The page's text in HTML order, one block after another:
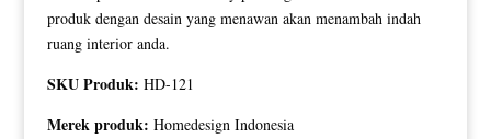
produk dengan desain yang menawan akan menambah indah
ruang interior anda.
SKU Produk: HD-121
Merek produk: Homedesign Indonesia